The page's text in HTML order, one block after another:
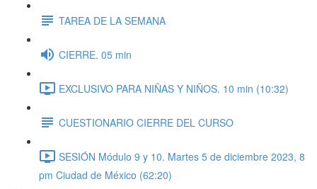
TAREA DE LA SEMANA
CIERRE. 05 min
EXCLUSIVO PARA NIÑAS Y NIÑOS. 10 min (10:32)
CUESTIONARIO CIERRE DEL CURSO
SESIÓN Módulo 9 y 10. Martes 5 de diciembre 2023, 8
pm Ciudad de México (62:20)